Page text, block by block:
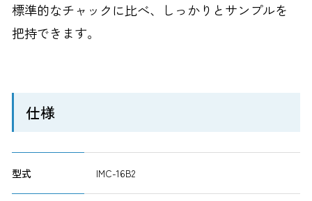
標準的なチャックに比べ、しっかりとサンプルを
把持できます。
仕様
型式 IMC-16B2